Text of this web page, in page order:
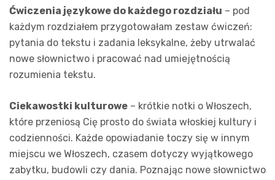
Ćwiczenia językowe do każdego rozdziału – pod
każdym rozdziałem przygotowałam zestaw ćwiczeń:
pytania do tekstu i zadania leksykalne, żeby utrwalać
nowe słownictwo i pracować nad umiejętnością
rozumienia tekstu.
Ciekawostki kulturowe – krótkie notki o Włoszech,
które przeniosą Cię prosto do świata włoskiej kultury i
codzienności. Każde opowiadanie toczy się w innym
miejscu we Włoszech, czasem dotyczy wyjątkowego
zabytku, budowli czy dania. Poznając nowe słownictwo